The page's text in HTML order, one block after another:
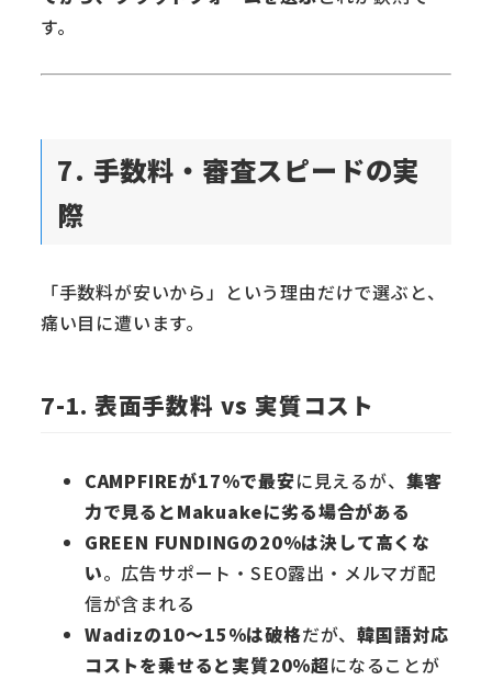
す。
7. 手数料・審査スピードの実
際
「手数料が安いから」という理由だけで選ぶと、
痛い目に遭います。
7-1. 表面手数料 vs 実質コスト
CAMPFIREが17%で最安に見えるが、 集客
力で見るとMakuakeに劣る場合がある
GREEN FUNDINGの20%は決して高くな
い。広告サポート・SEO露出・メルマガ配
信が含まれる
Wadizの10〜15%は破格だが、韓国語対応
コストを乗せると実質20%超になることが